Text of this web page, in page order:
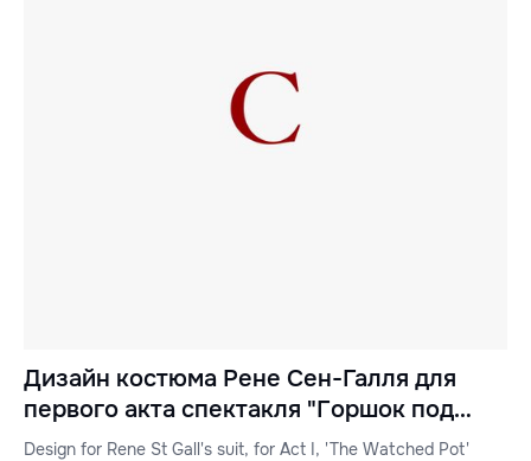
Дизайн костюма Рене Сен-Галля для
первого акта спектакля "Горшок под
присмотром"
Design for Rene St Gall's suit, for Act I, 'The Watched Pot'